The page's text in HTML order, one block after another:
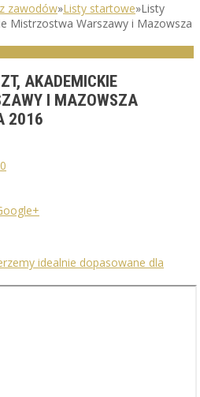
zawodów»Listy startowe»Listy
Mistrzostwa Warszawy i Mazowsza
AKADEMICKIE
I MAZOWSZA
2016
0